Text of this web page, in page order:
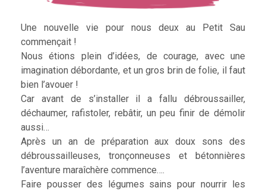
Une nouvelle vie pour nous deux au Petit Sau
commençait !
Nous étions plein d’idées, de courage, avec une
imagination débordante, et un gros brin de folie, il faut
bien l’avouer !
Car avant de s’installer il a fallu débroussailler,
déchaumer, rafistoler, rebâtir, un peu finir de démolir
aussi…
Après un an de préparation aux doux sons des
débroussailleuses, tronçonneuses et bétonnières
l’aventure maraîchère commence….
Faire pousser des légumes sains pour nourrir les